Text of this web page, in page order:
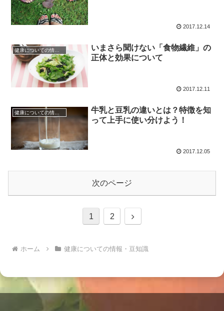
2017.12.14
いまさら聞けない「食物繊維」の
正体と効果について
2017.12.11
牛乳と豆乳の違いとは？特徴を知
って上手に使い分けよう！
2017.12.05
次のページ
1 2
次
ホーム 健康についての情報・豆知識